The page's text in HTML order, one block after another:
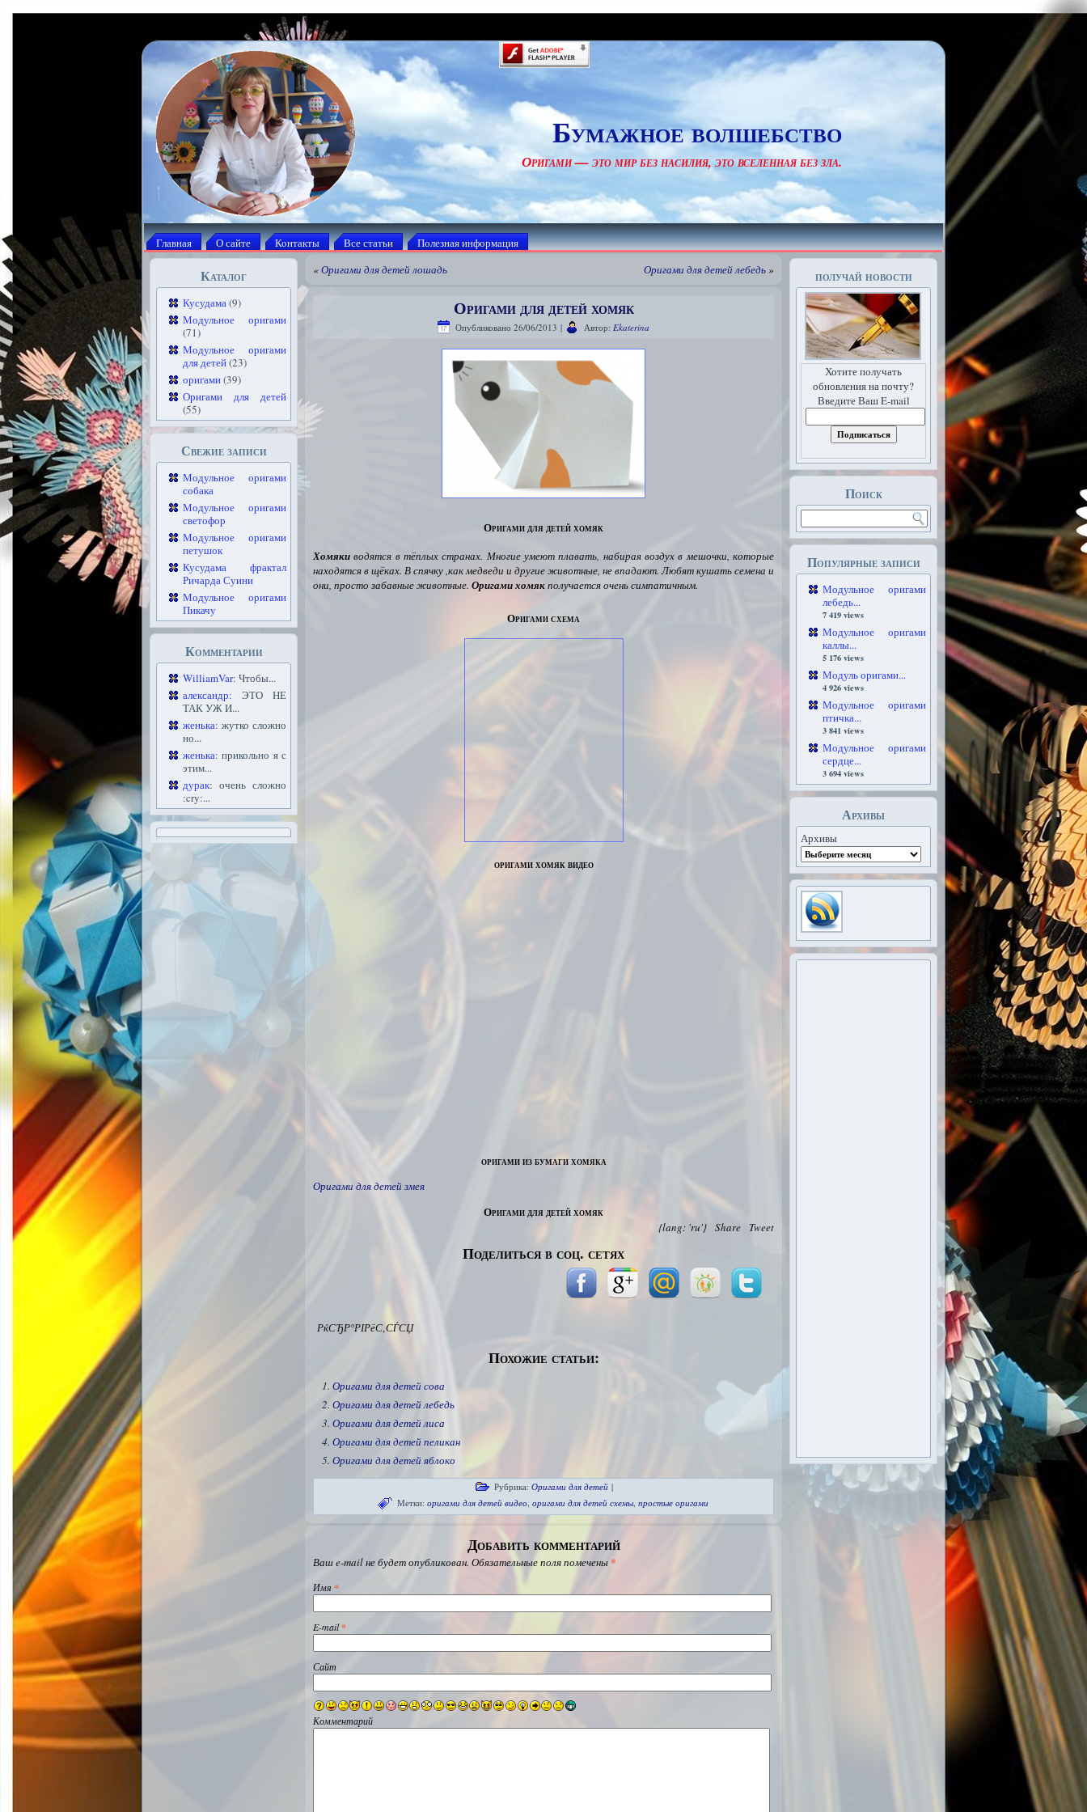
Бумажное волшебство
Оригами — это мир без насилия, это вселенная без зла.
Главная О сайте Контакты Все статьи Полезная информация
Каталог
Кусудама(9)
Модульное оригами
(71)
Модульное оригами
для детей(23)
оригами(39)
Оригами для детей
(55)
Свежие записи
Модульное оригами
собака
Модульное оригами
светофор
Модульное оригами
петушок
Кусудама фрактал
Ричарда Суини
Модульное оригами
Пикачу
Комментарии
WilliamVar: Чтобы...
александр: ЭТО НЕ
ТАК УЖ И...
женька: жутко сложно
но...
женька: прикольно я с
этим...
дурак: очень сложно
:cry:...
«Оригами для детей лошадь Оригами для детей лебедь»
Оригами для детей хомяк
Опубликовано 26/06/2013 | Автор: Ekaterina
Оригами для детей хомяк
Хомяки водятся в тёплых странах. Многие умеют плавать, набирая воздух в мешочки, которые
находятся в щёках. В спячку ,как медведи и другие животные, не впадают. Любят кушать семена и
они, просто забавные животные. Оригами хомякполучается очень симпатичным.
Оригами схема
оригами хомяк видео
оригами из бумаги хомяка
Оригами для детей змея
Оригами для детей хомяк
Tweet
Share
{lang: 'ru'}
Поделиться в соц. сетях
РќСЂР°РІРёС‚СЃСЏ
Похожие статьи:
Оригами для детей сова
Оригами для детей лебедь
Оригами для детей лиса
Оригами для детей пеликан
Оригами для детей яблоко
Рубрика: Оригами для детей |
Метки: оригами для детей видео, оригами для детей схемы, простые оригами
Добавить комментарий
Ваш e-mail не будет опубликован. Обязательные поля помечены *
Имя *
E-mail*
Сайт
Комментарий
получай новости
Хотите получать
обновления на почту?
Введите Ваш E-mail
Поиск
Популярные записи
Модульное оригами
лебедь...
7 419 views
Модульное оригами
каллы...
5 176 views
Модуль оригами...
4 926 views
Модульное оригами
птичка...
3 841 views
Модульное оригами
сердце...
3 694 views
Архивы
Архивы